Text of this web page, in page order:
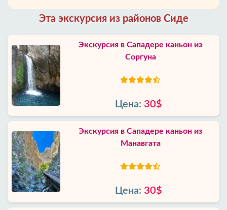
Эта экскурсия из районов Сиде
Экскурсия в Сападере каньон из
Соргуна
Цена: 30$
Экскурсия в Сападере каньон из
Манавгата
Цена: 30$